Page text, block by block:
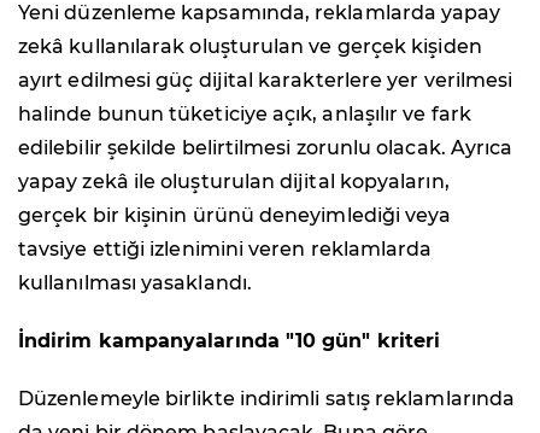
Yeni düzenleme kapsamında, reklamlarda yapay
zekâ kullanılarak oluşturulan ve gerçek kişiden
ayırt edilmesi güç dijital karakterlere yer verilmesi
halinde bunun tüketiciye açık, anlaşılır ve fark
edilebilir şekilde belirtilmesi zorunlu olacak. Ayrıca
yapay zekâ ile oluşturulan dijital kopyaların,
gerçek bir kişinin ürünü deneyimlediği veya
tavsiye ettiği izlenimini veren reklamlarda
kullanılması yasaklandı.
İndirim kampanyalarında "10 gün" kriteri
Düzenlemeyle birlikte indirimli satış reklamlarında